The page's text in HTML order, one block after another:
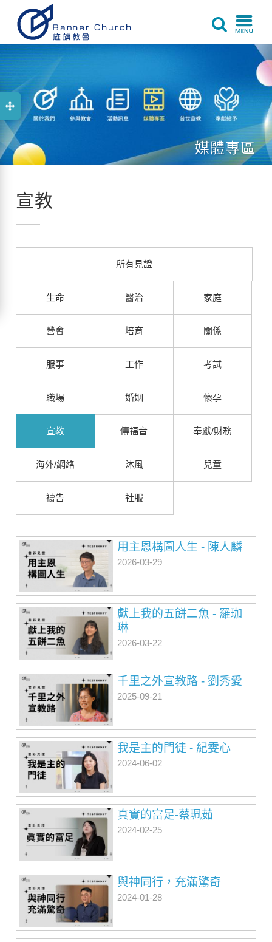
媒體專區
宣教
所有見證
生命 醫治 家庭
營會 培育 關係
服事 工作 考試
職場 婚姻 懷孕
宣教 傳福音 奉獻/財務
海外/網絡 沐風 兒童
禱告 社服
用主恩構圖人生 - 陳人麟
2026-03-29
獻上我的五餅二魚 - 羅珈
琳
2026-03-22
千里之外宣教路 - 劉秀愛
2025-09-21
我是主的門徒 - 紀雯心
2024-06-02
真實的富足-蔡珮茹
2024-02-25
與神同行，充滿驚奇
2024-01-28